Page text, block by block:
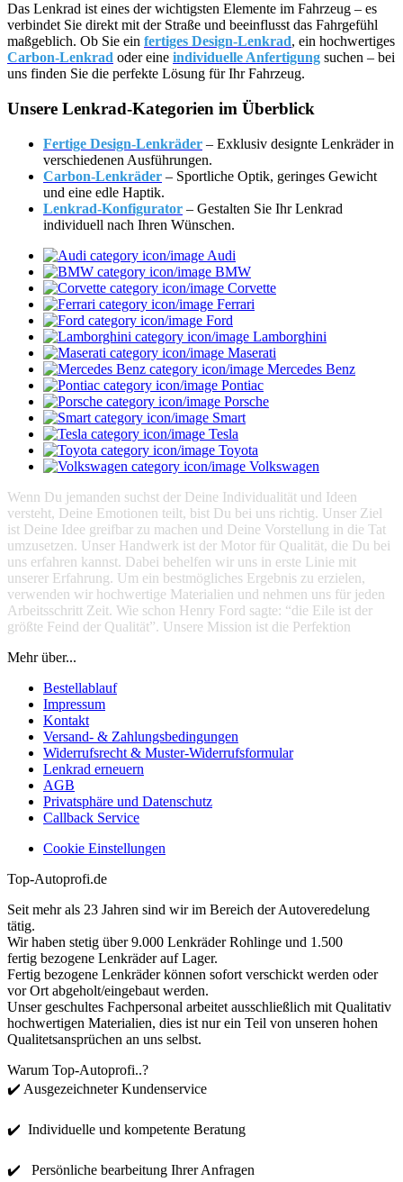
Das Lenkrad ist eines der wichtigsten Elemente im Fahrzeug – es
verbindet Sie direkt mit der Straße und beeinflusst das Fahrgefühl
maßgeblich. Ob Sie ein fertiges Design-Lenkrad, ein hochwertiges
Carbon-Lenkrad oder eine individuelle Anfertigung suchen – bei
uns finden Sie die perfekte Lösung für Ihr Fahrzeug.
Unsere Lenkrad-Kategorien im Überblick
Fertige Design-Lenkräder – Exklusiv designte Lenkräder in
verschiedenen Ausführungen.
Carbon-Lenkräder – Sportliche Optik, geringes Gewicht
und eine edle Haptik.
Lenkrad-Konfigurator – Gestalten Sie Ihr Lenkrad
individuell nach Ihren Wünschen.
Audi
BMW
Corvette
Ferrari
Ford
Lamborghini
Maserati
Mercedes Benz
Pontiac
Porsche
Smart
Tesla
Toyota
Volkswagen
Wenn Du jemanden suchst der Deine Individualität und Ideen
versteht, Deine Emotionen teilt, bist Du bei uns richtig. Unser Ziel
ist Deine Idee greifbar zu machen und Deine Vorstellung in die Tat
umzusetzen. Unser Handwerk ist der Motor für Qualität, die Du bei
uns erfahren kannst. Dabei behelfen wir uns in erste Linie mit
unserer Erfahrung. Um ein bestmögliches Ergebnis zu erzielen,
verwenden wir hochwertige Materialien und nehmen uns für jeden
Arbeitsschritt Zeit. Wie schon Henry Ford sagte: “die Eile ist der
größte Feind der Qualität”. Unsere Mission ist die Perfektion
Mehr über...
Bestellablauf
Impressum
Kontakt
Versand- & Zahlungsbedingungen
Widerrufsrecht & Muster-Widerrufsformular
Lenkrad erneuern
AGB
Privatsphäre und Datenschutz
Callback Service
Cookie Einstellungen
Top-Autoprofi.de
Seit mehr als 23 Jahren sind wir im Bereich der Autoveredelung
tätig.
Wir haben stetig über 9.000 Lenkräder Rohlinge und 1.500
fertig bezogene Lenkräder auf Lager.
Fertig bezogene Lenkräder können sofort verschickt werden oder
vor Ort abgeholt/eingebaut werden.
Unser geschultes Fachpersonal arbeitet ausschließlich mit Qualitativ
hochwertigen Materialien, dies ist nur ein Teil von unseren hohen
Qualitetsansprüchen an uns selbst.
Warum Top-Autoprofi..?
✔️ Ausgezeichneter Kundenservice
✔️ Individuelle und kompetente Beratung
✔️ Persönliche bearbeitung Ihrer Anfragen